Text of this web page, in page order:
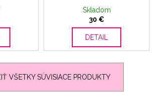
Skladom
30 €
DETAIL
VŠETKY SÚVISIACE PRODUKTY